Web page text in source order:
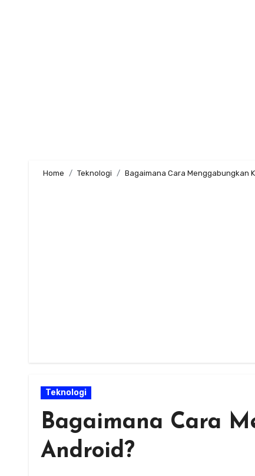
Home Teknologi Bagaimana Cara Menggabungkan
Teknologi
Bagaimana Cara
Android?